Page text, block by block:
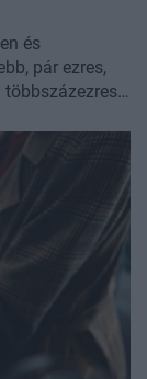
és
pár ezres,
többszázezres
az
hanem régebbi
- egy
kerültek